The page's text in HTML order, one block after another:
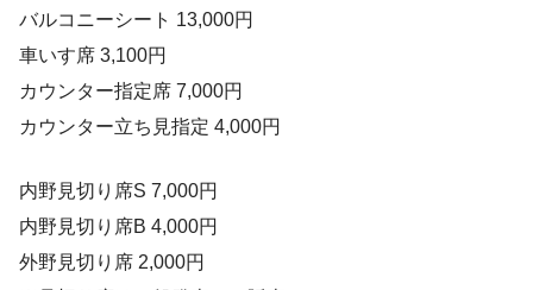
バルコニーシート 13,000円
車いす席 3,100円
カウンター指定席 7,000円
カウンター立ち見指定 4,000円
内野見切り席S 7,000円
内野見切り席B 4,000円
外野見切り席 2,000円